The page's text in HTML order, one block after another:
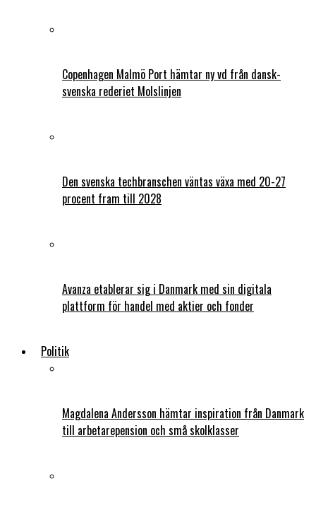
Copenhagen Malmö Port hämtar ny vd från dansk-
svenska rederiet Molslinjen
Den svenska techbranschen väntas växa med 20-27
procent fram till 2028
Avanza etablerar sig i Danmark med sin digitala
plattform för handel med aktier och fonder
Politik
Magdalena Andersson hämtar inspiration från Danmark
till arbetarepension och små skolklasser